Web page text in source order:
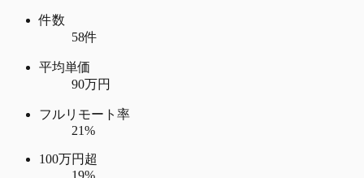
件数
58件
平均単価
90万円
フルリモート率
21%
100万円超